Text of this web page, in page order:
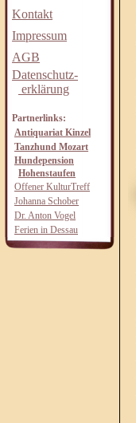
Kontakt
Impressum
AGB
Datenschutz-
erklärung
Partnerlinks:
Antiquariat Kinzel
Tanzhund Mozart
Hundepension
Hohenstaufen
Offener KulturTreff
Johanna Schober
Dr. Anton Vogel
Ferien in Dessau